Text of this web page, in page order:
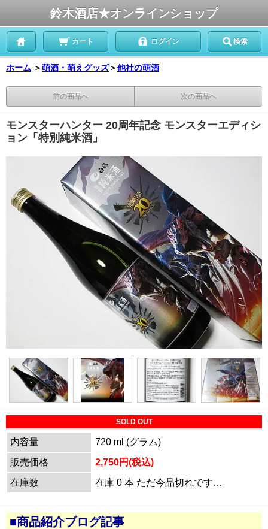
鈴木酒店★オンラインショップ
カート ログイン 検索
ホーム ＞萌酒・萌えグッズ＞他社の萌酒
前の商品へ 次の商品へ
モンスターハンター 20周年記念 モンスターエディシ
ョン「特別純米酒」
SOLD OUT
内容量
720 ml (グラム)
販売価格
2,750円(税込)
在庫数
在庫 0 本 ただ今品切れです…
■商品紹介ブログ記事